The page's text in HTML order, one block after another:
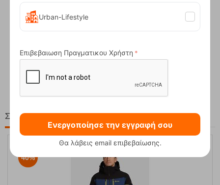
Compact Ocean Blue Τηλεσκοπικά Μπατόν Πεζ...
Στη ίδια Τιμή!
40%
Urban-Lifestyle
Επιβεβαιωση Πραγματικου Χρήστη
Ενεργοποίησε την εγγραφή σου
Θα λάβεις email επιβεβαίωσης.